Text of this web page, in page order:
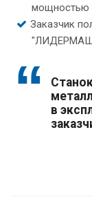
мощностью
Заказчик
в